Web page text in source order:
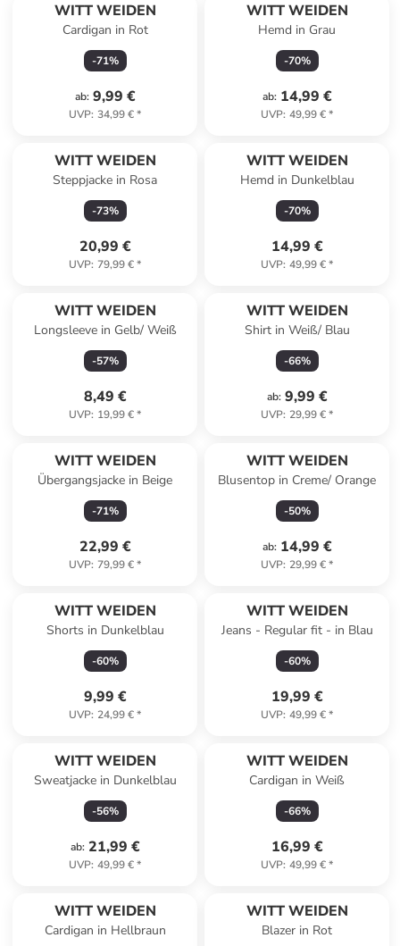
WITT WEIDEN
Cardigan in Rot
-71%
ab: 9,99 €
UVP: 34,99 €*
WITT WEIDEN
Hemd in Grau
-70%
ab: 14,99 €
UVP: 49,99 €*
WITT WEIDEN
Steppjacke in Rosa
-73%
20,99 €
UVP: 79,99 €*
WITT WEIDEN
Hemd in Dunkelblau
-70%
14,99 €
UVP: 49,99 €*
WITT WEIDEN
Longsleeve in Gelb/ Weiß
-57%
8,49 €
UVP: 19,99 €*
WITT WEIDEN
Shirt in Weiß/ Blau
-66%
ab: 9,99 €
UVP: 29,99 €*
WITT WEIDEN
Übergangsjacke in Beige
-71%
22,99 €
UVP: 79,99 €*
WITT WEIDEN
Blusentop in Creme/ Orange
-50%
ab: 14,99 €
UVP: 29,99 €*
WITT WEIDEN
Shorts in Dunkelblau
-60%
9,99 €
UVP: 24,99 €*
WITT WEIDEN
Jeans - Regular fit - in Blau
-60%
19,99 €
UVP: 49,99 €*
WITT WEIDEN
Sweatjacke in Dunkelblau
-56%
ab: 21,99 €
UVP: 49,99 €*
WITT WEIDEN
Cardigan in Weiß
-66%
16,99 €
UVP: 49,99 €*
WITT WEIDEN
Cardigan in Hellbraun
WITT WEIDEN
Blazer in Rot